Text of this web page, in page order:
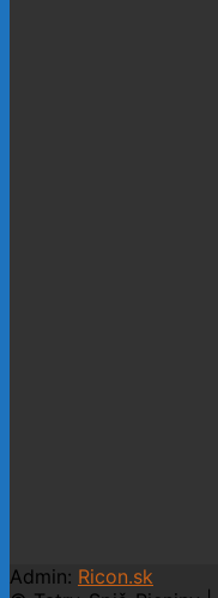
Admin: Ricon.sk